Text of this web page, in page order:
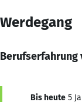
Werdegang
Berufserfahrung
Bis heute 5